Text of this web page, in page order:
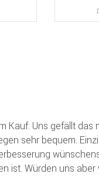
Kauf. Uns gefällt das
sehr bequem.
ist. Würden uns